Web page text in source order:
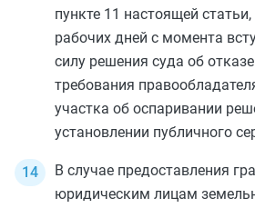
пункте 11 настоящей
рабочих дней с момента
силу решения суда об
требования
участка об оспаривании
установлении публичного
В случае предоставления
юридическим лицам